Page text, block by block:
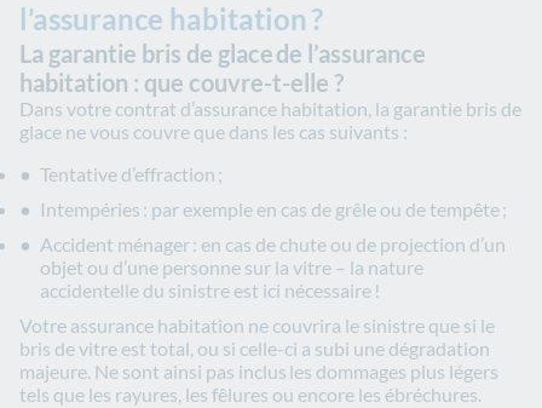
l’assurance habitation ?
La garantie bris de glace de l’assurance
habitation : que couvre-t-elle ?
Dans votre contrat d’assurance habitation, la garantie bris de
glace ne vous couvre que dans les cas suivants :
Tentative d’effraction ;
Intempéries : par exemple en cas de grêle ou de tempête ;
Accident ménager : en cas de chute ou de projection d’un
objet ou d’une personne sur la vitre – la nature
accidentelle du sinistre est ici nécessaire !
Votre assurance habitation ne couvrira le sinistre que si le
bris de vitre est total, ou si celle-ci a subi une dégradation
majeure. Ne sont ainsi pas inclus les dommages plus légers
tels que les rayures, les fêlures ou encore les ébréchures.